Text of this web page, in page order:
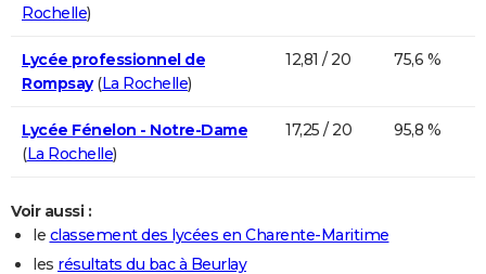
Rochelle)
Lycée professionnel de
Rompsay(La Rochelle)
12,81 / 20 75,6 %
Lycée Fénelon - Notre-Dame
(La Rochelle)
17,25 / 20 95,8 %
Voir aussi :
le classement des lycées en Charente-Maritime
les résultats du bac à Beurlay